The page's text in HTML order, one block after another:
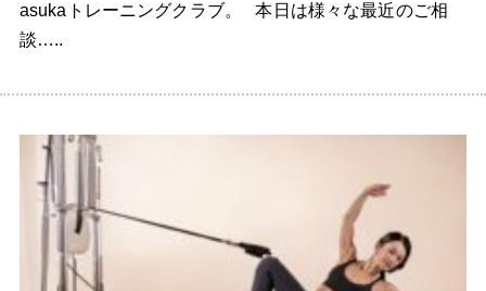
asukaトレーニングクラブ。 本日は様々な最近のご相
談…..